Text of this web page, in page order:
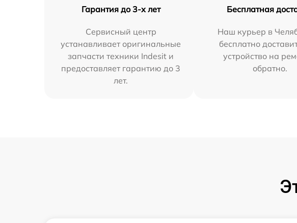
Гарантия до 3-х лет
Сервисный центр
устанавливает оригинальные
запчасти техники Indesit и
предоставляет гарантию до 3
лет.
Бесплатная
Наш курьер в
бесплатно
устройство на
обратно.